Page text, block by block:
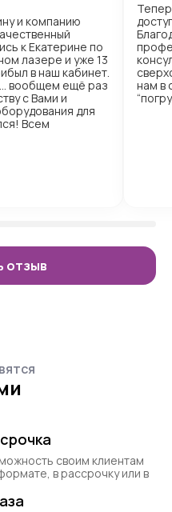
и компанию
к Екатерине по
лазере и уже 13
в наш кабинет.
вообщем ещё раз
с Вами и
для
Всем
нам в
отзыв
своим клиентам
в рассрочку или в